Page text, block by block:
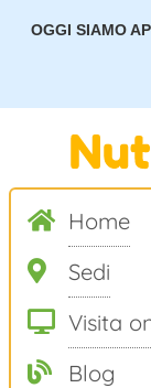
OGGI SIAMO
Home
Sedi
Visita
Blog